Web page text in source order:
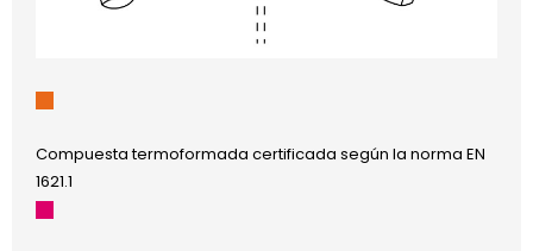
Compuesta termoformada certificada según la norma EN
1621.1